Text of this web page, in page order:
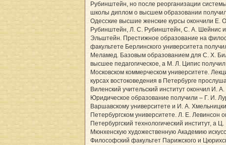
Рубинштейн, но после реорганизации
школы диплом о высшем образовании
Одесские высшие женские курсы окончили Е.
Рубинштейн, Л. С. Рубинштейн, С. А. Шейнис
Эльштейн. Престижное образование на
факультете Берлинского университета
Меламед. Базовым образованием для С. Х.
высшее педагогическое, а М. Л. Ципис
Московском коммерческом университете.
курсах востоковедения в Петербурге
Виленский учительский институт окончил И. А.
Юридическое образование получили – Г. И.
Варшавскому университете и И. А.
Петербургском университете. Л. Е. Левинсон
Петербургский технологический институт, а
Мюнхенскую художественную Академию
Философский факультет Парижского и